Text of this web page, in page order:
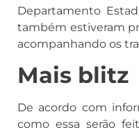
Departamento
também estiveram
acompanhando os
Mais blitz
De acordo com
como essa serão